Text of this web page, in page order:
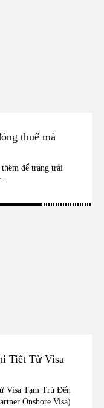
thuế mà
để trang trải
Tiết Từ Visa
Visa Tạm Trú Đến
Onshore Visa)